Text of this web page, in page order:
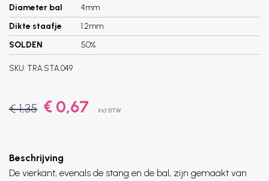
Diameter bal
4mm
Dikte staafje
1.2mm
SOLDEN
50%
SKU: TRA.STA.049
€ 1,35 € 0,67 Incl. BTW
Beschrijving
De vierkant, evenals de stang en de bal, zijn gemaakt van